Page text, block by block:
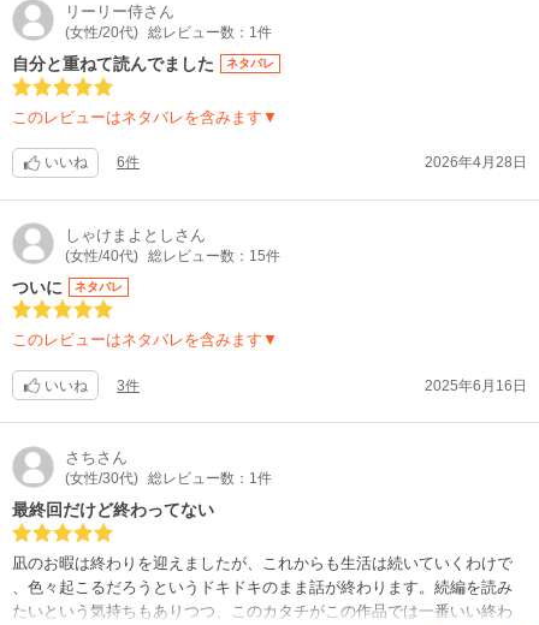
リーリー侍さん
(女性/20代) 総レビュー数：1件
自分と重ねて読んでました ネタバレ
このレビューはネタバレを含みます▼
いいね 6件 2026年4月28日
しゃけまよとし さん
(女性/40代) 総レビュー数：15件
ついに ネタバレ
このレビューはネタバレを含みます▼
いいね 3件 2025年6月16日
さちさん
(女性/30代) 総レビュー数：1件
最終回だけど終わってない
凪のお暇は終わりを迎えましたが、これからも生活は続いていくわけで
、色々起こるだろうというドキドキのまま話が終わります。続編を読み
たいという気持ちもありつつ、このカタチがこの作品では一番いい終わ